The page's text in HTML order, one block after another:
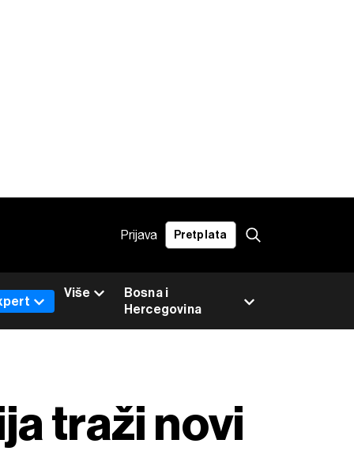
Prijava Pretplata
Bosna i
Hercegovina
Više
traži novi